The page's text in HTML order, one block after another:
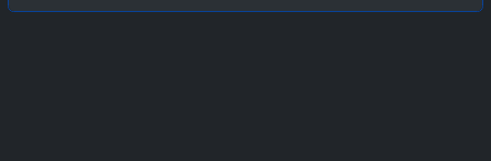
Bild KI generiert mit ChatGPT